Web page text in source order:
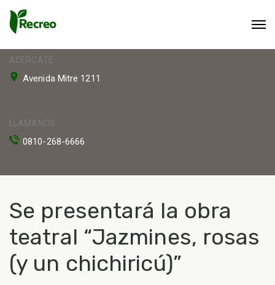
ACERCATE
Avenida Mitre 1211
LLAMANOS
0810-268-6666
Se presentará la obra
teatral “Jazmines, rosas
(y un chichiricú)”